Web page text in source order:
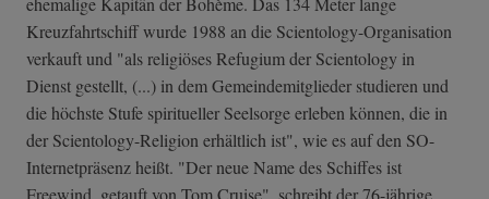
Kreuzfahrtschiff wurde 1988 an die Scientology-Organisation
verkauft und "als religiöses Refugium der Scientology in
Dienst gestellt, (...) in dem Gemeindemitglieder studieren und
die höchste Stufe spiritueller Seelsorge erleben können, die in
der Scientology-Religion erhältlich ist", wie es auf den SO-
Internetpräsenz heißt. "Der neue Name des Schiffes ist